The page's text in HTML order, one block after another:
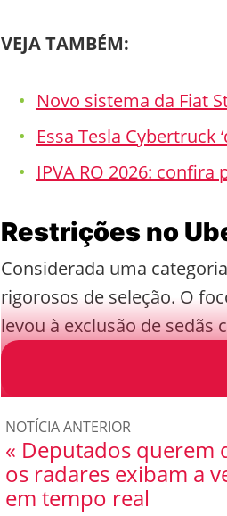
VEJA TAMBÉM:
Novo sistema da Fiat
Essa Tesla Cybertruck
IPVA RO 2026:
Restrições no
Considerada uma
rigorosos de seleção. O
levou à exclusão de sedãs
pernas ou que possuem
NOTÍCIA ANTERIOR
« Deputados querem
os radares exibam a
em tempo real